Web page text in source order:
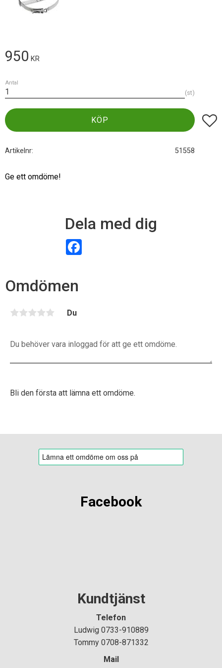
950 KR
Antal
st
KÖP Lägg
Artikelnr 51558
Ge ett omdöme!
Dela med dig
Omdömen
Du
Bli den första att lämna ett omdöme.
Facebook
Kundtjänst
Telefon
Ludwig 0733-910889
Tommy 0708-871332
Mail